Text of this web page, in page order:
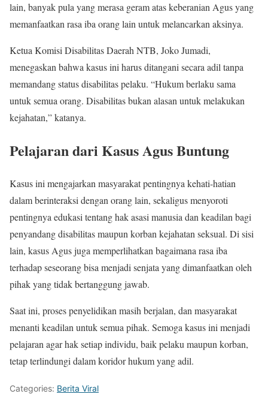
lain, banyak pula yang merasa geram atas keberanian Agus yang
memanfaatkan rasa iba orang lain untuk melancarkan aksinya.
Ketua Komisi Disabilitas Daerah NTB, Joko Jumadi,
menegaskan bahwa kasus ini harus ditangani secara adil tanpa
memandang status disabilitas pelaku. “Hukum berlaku sama
untuk semua orang. Disabilitas bukan alasan untuk melakukan
kejahatan,” katanya.
Pelajaran dari Kasus Agus Buntung
Kasus ini mengajarkan masyarakat pentingnya kehati-hatian
dalam berinteraksi dengan orang lain, sekaligus menyoroti
pentingnya edukasi tentang hak asasi manusia dan keadilan bagi
penyandang disabilitas maupun korban kejahatan seksual. Di sisi
lain, kasus Agus juga memperlihatkan bagaimana rasa iba
terhadap seseorang bisa menjadi senjata yang dimanfaatkan oleh
pihak yang tidak bertanggung jawab.
Saat ini, proses penyelidikan masih berjalan, dan masyarakat
menanti keadilan untuk semua pihak. Semoga kasus ini menjadi
pelajaran agar hak setiap individu, baik pelaku maupun korban,
tetap terlindungi dalam koridor hukum yang adil.
Categories: Berita Viral